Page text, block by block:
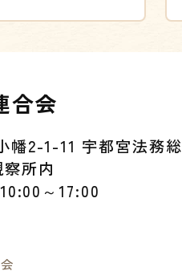
合会
幡2-1-11 宇都宮法務総
所内
～17:00